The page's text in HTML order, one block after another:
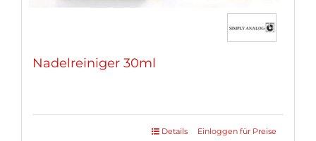
Nadelreiniger 30ml
Einloggen für Preise
Details